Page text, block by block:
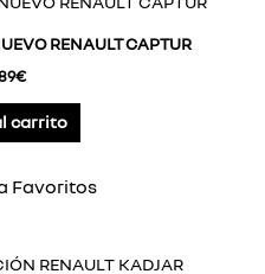
RENAULT CAPTUR
€
carrito
Favoritos